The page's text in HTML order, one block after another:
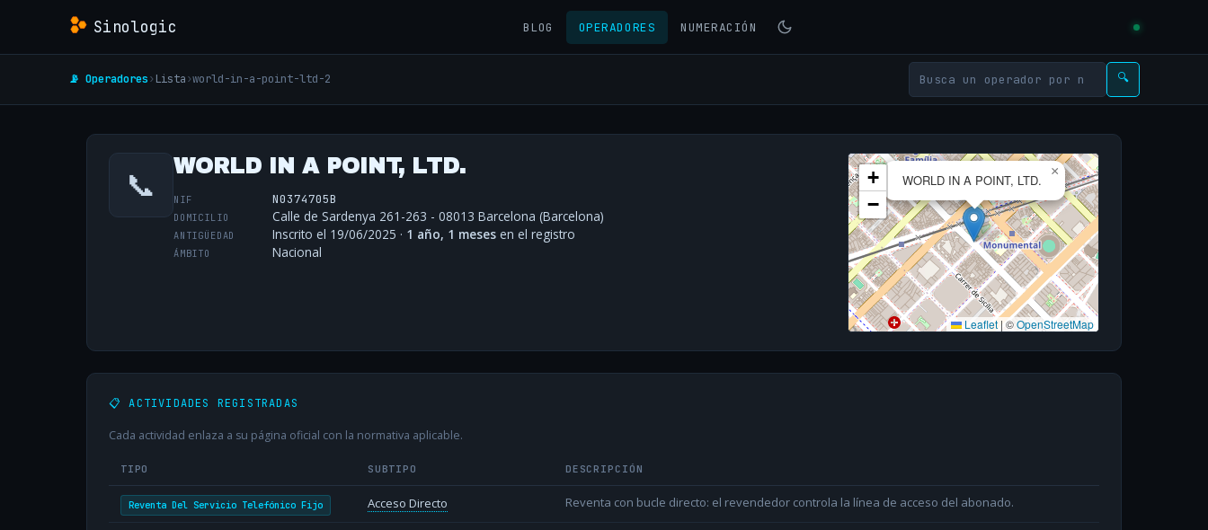
Sinologic BLOG OPERADORES NUMERACIÓN
📡 Operadores› Lista›world-in-a-point-ltd-2 🔍
📞 WORLD IN A POINT, LTD.
NIF N0374705B
DOMICILIO Calle de Sardenya 261-263 - 08013 Barcelona (Barcelona)
ANTIGÜEDAD Inscrito el 19/06/2025 · 1 año, 1 meses en el registro
ÁMBITO Nacional
WORLD IN A POINT, LTD.
×
+
−
Leaflet | ©OpenStreetMap
📋 ACTIVIDADES REGISTRADAS
Cada actividad enlaza a su página oficial con la normativa aplicable.
TIPO SUBTIPO DESCRIPCIÓN
Reventa Del Servicio Telefónico Fijo Acceso Directo Reventa con bucle directo: el revendedor controla la línea de acceso del abonado.